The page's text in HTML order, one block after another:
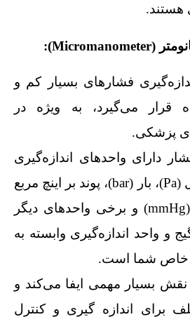
هستند.
فشارهای بسیار کم و
قرار می‌گیرد، به ویژه در
پزشکی.
دارای واحدهای اندازه‌گیری
مختلفی مانند پاسکال (Pa)، بار (bar)، پوند بر اینچ مربع
(psi)، میلیمتر جیوه (mmHg) و برخی واحدهای دیگر
و واحد اندازه‌گیری وابسته به
خاص شما است.
بسیار مهمی ایفا می‌کند و
برای اندازه‌ گیری و کنترل